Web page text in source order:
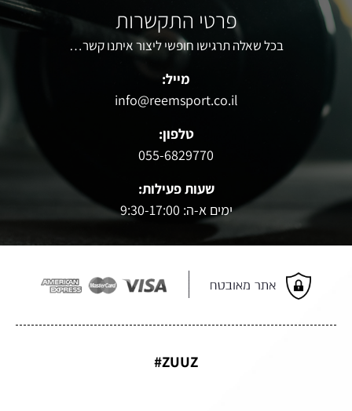
פרטי התקשרות
בכל שאלה תרגישו חופשי ליצור איתנו קשר…
מייל:
info@reemsport.co.il
טלפון:
055-6829770
שעות פעילות:
ימים א-ה: 9:30-17:00
ZUUZ#